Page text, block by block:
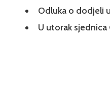
Odluka o dodjeli
U utorak sjednica